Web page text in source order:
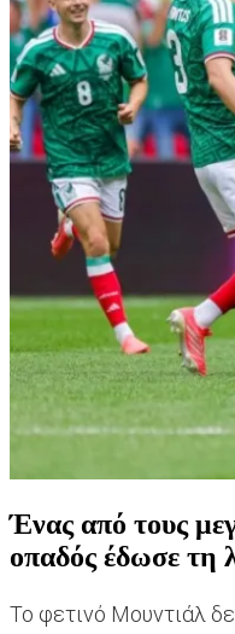
Ένας από τους
οπαδός έδωσε τη
Το φετινό Μουντιάλ